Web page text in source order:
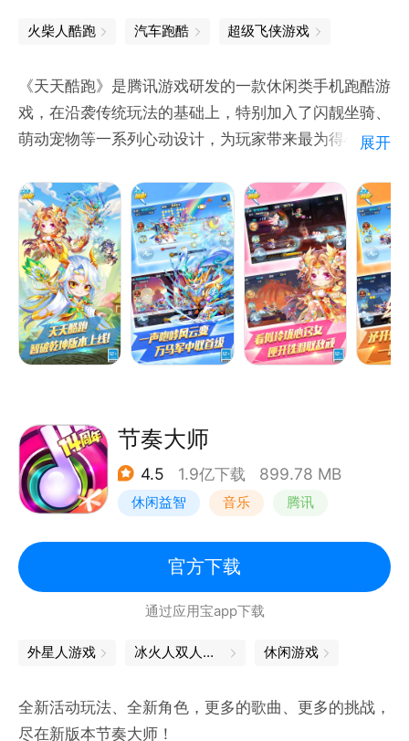
火柴人酷跑 汽车跑酷 超级飞侠游戏
《天天酷跑》是腾讯游戏研发的一款休闲类手机跑酷游
戏，在沿袭传统玩法的基础上，特别加入了闪靓坐骑、
萌动宠物等一系列心动设计，为玩家带来最为得心应手
展开
节奏大师
4.5 1.9亿下载 899.78 MB
休闲益智 音乐 腾讯
官方下载
通过应用宝app下载
外星人游戏 冰火人双人闯关 休闲游戏
全新活动玩法、全新角色，更多的歌曲、更多的挑战，
尽在新版本节奏大师！